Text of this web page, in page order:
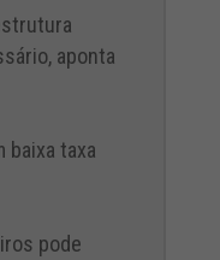
aponta
baixa taxa
pode